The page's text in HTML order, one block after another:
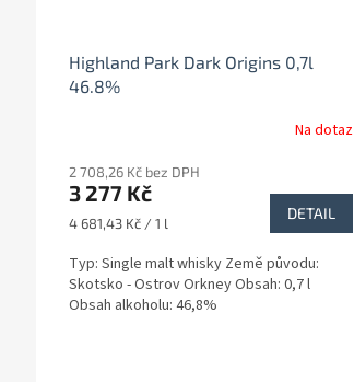
Highland Park Dark Origins 0,7l
46.8%
Na dotaz
2 708,26 Kč bez DPH
3 277 Kč
Měrná
4 681,43 Kč / 1 l
DETAIL
Typ: Single malt whisky Země původu:
Skotsko - Ostrov Orkney Obsah: 0,7 l
Obsah alkoholu: 46,8%